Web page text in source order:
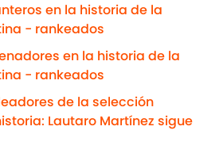
en la historia de la
- rankeados
en la historia de la
- rankeados
de la selección
Lautaro Martínez sigue